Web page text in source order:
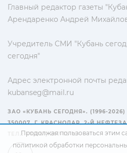
Главный редактор газеты
Арендаренко Андрей
Учредитель СМИ "Кубань
сегодня"
Адрес электронной почты
kubanseg@mail.ru
ЗАО «КУБАНЬ СЕГОДНЯ». (1996-2026)
350007, Г. КРАСНОДАР, 2-Й
ТЕЛ.: +7(861) 267-15-15
Продолжая пользоваться этим
политикой обработки